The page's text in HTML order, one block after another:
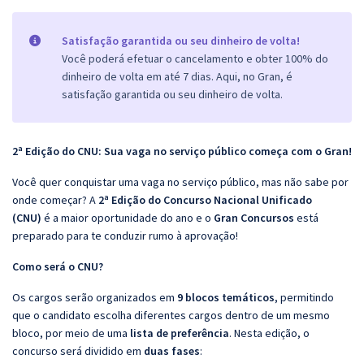
Satisfação garantida ou seu dinheiro de volta!
Você poderá efetuar o cancelamento e obter 100% do
dinheiro de volta em até 7 dias. Aqui, no Gran, é
satisfação garantida ou seu dinheiro de volta.
2ª Edição do CNU: Sua vaga no serviço público começa com o Gran!
Você quer conquistar uma vaga no serviço público, mas não sabe por
onde começar? A 2ª Edição do Concurso Nacional Unificado
(CNU) é a maior oportunidade do ano e o Gran Concursos está
preparado para te conduzir rumo à aprovação!
Como será o CNU?
Os cargos serão organizados em 9 blocos temáticos, permitindo
que o candidato escolha diferentes cargos dentro de um mesmo
bloco, por meio de uma lista de preferência. Nesta edição, o
concurso será dividido em duas fases: